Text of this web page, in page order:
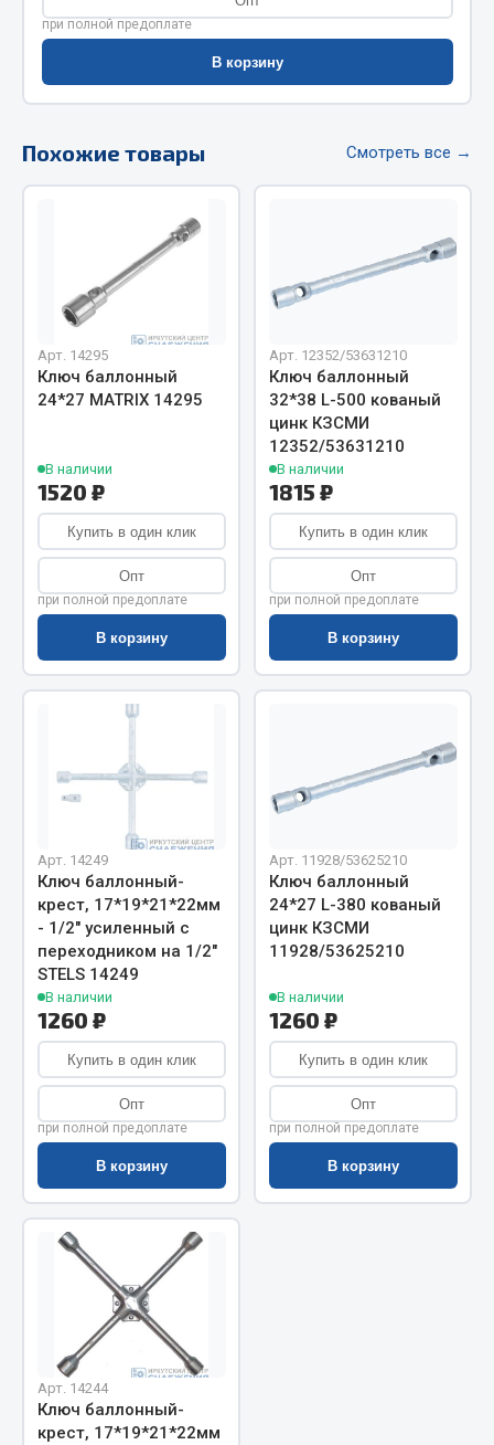
Весь раздел
Кольца уплотнительные
Лента конвейерная
Паронит
Патрубки
Показать ещё
Весь раздел
Автомобильная электрика
Автолампы
Блоки реле и предохранителей
Выключатели и переключатели клавишные
Выключатели кнопочные
Изолента
Показать ещё
Весь раздел
Запчасти на полуприцепы
Амортизаторы для полуприцепов
Весь раздел
Запчасти КамАЗ
Двигатель
Система питания
Система выпуска газа
Система охлаждения
Сцепление
Коробка передач
Коробка передач ZF
при полной предоплате
В корзину
Похожие товары Смотреть все →
Арт. 14295
Ключ баллонный
24*27 MATRIX 14295
В наличии
1520 ₽
Купить в один клик
Опт
при полной предоплате
В корзину
Арт. 12352/53631210
Ключ баллонный
32*38 L-500 кованый
цинк КЗСМИ
12352/53631210
В наличии
1815 ₽
Купить в один клик
Опт
при полной предоплате
В корзину
Арт. 14249
Ключ баллонный-
крест, 17*19*21*22мм
- 1/2" усиленный с
переходником на 1/2"
STELS 14249
В наличии
1260 ₽
Купить в один клик
Опт
при полной предоплате
В корзину
Арт. 11928/53625210
Ключ баллонный
24*27 L-380 кованый
цинк КЗСМИ
11928/53625210
В наличии
1260 ₽
Купить в один клик
Опт
при полной предоплате
В корзину
Арт. 14244
Ключ баллонный-
крест, 17*19*21*22мм